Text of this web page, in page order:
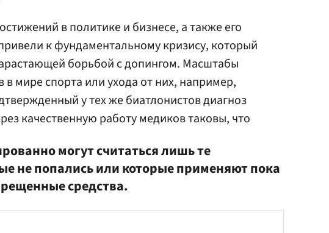
в политике и бизнесе, а также его
к фундаментальному кризису, который
борьбой с допингом. Масштабы
в мире спорта или ухода от них, например,
у тех же биатлонистов диагноз
качественную работу медиков таковы, что
могут считаться лишь те
не попались или которые применяют пока
средства.